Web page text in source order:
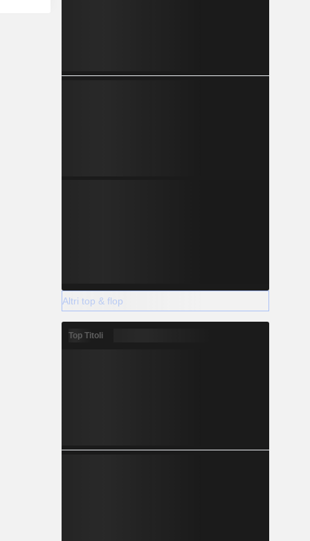
Altri top & flop
Top Titoli